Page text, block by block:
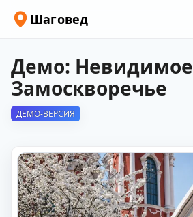
Шаговед
Демо: Невидимое
Замоскворечье
ДЕМО-ВЕРСИЯ